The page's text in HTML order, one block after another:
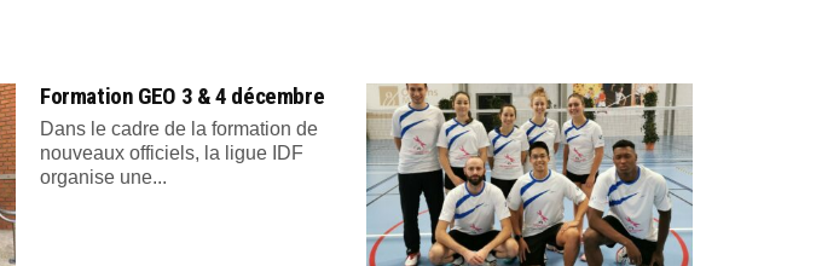
Formation GEO 3 & 4 décembre
Dans le cadre de la formation de
nouveaux officiels, la ligue IDF
organise une...